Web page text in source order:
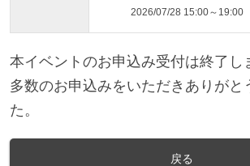
2026/07/28 15:00～19:00
本イベントのお申込み受付は終了し
多数のお申込みをいただきありがと
た。
戻る